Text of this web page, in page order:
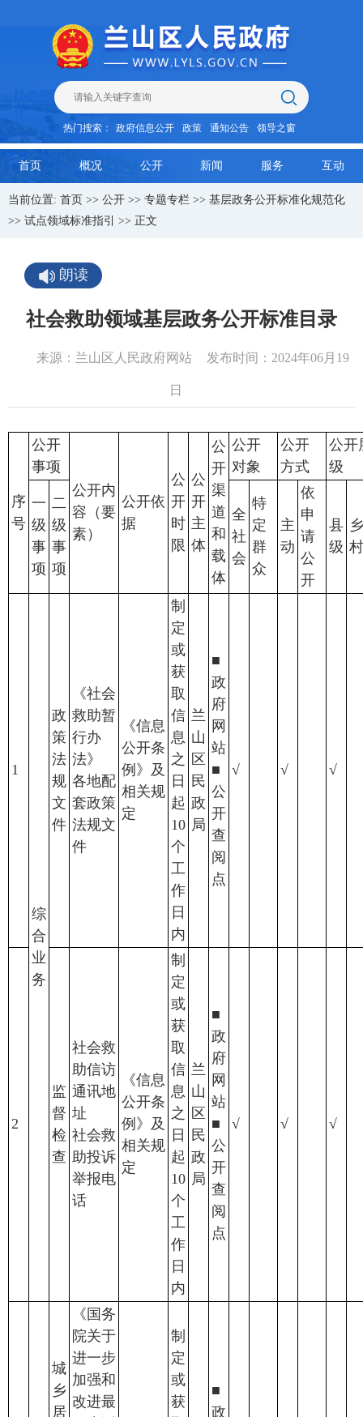
热门搜索： 政府信息公开 政策 通知公告 领导之窗
首页 概况 公开 新闻 服务 互动
当前位置: 首页 >> 公开 >> 专题专栏 >> 基层政务公开标准化规范化
>> 试点领域标准指引 >> 正文
朗读
社会救助领域基层政务公开标准目录
来源：兰山区人民政府网站 发布时间：2024年06月19
日
序
号
公开
事项
公开内
容（要
素）
公开依
据
公
开
时
限
公
开
主
体
公
开
渠
道
和
载
体
公开
对象
公开
方式
公开
级
一
级
事
项
二
级
事
项
全
社
会
特
定
群
众
主
动
依
申
请
公
开
县
级
1
综
合
业
务
政
策
法
规
文
件
《社会
救助暂
行办
法》
各地配
套政策
法规文
件
《信息
公开条
例》及
相关规
定
制
定
或
获
取
信
息
之
日
起
10
个
工
作
日
内
兰
山
区
民
政
局
■
政
府
网
站
■
公
开
查
阅
点
√ √ √
2
监
督
检
查
社会救
助信访
通讯地
址
社会救
助投诉
举报电
话
《信息
公开条
例》及
相关规
定
制
定
或
获
取
信
息
之
日
起
10
个
工
作
日
内
兰
山
区
民
政
局
■
政
府
网
站
■
公
开
查
阅
点
√ √ √
城
乡
居
《国务
院关于
进一步
加强和
改进最
制
定
或
获
■
政